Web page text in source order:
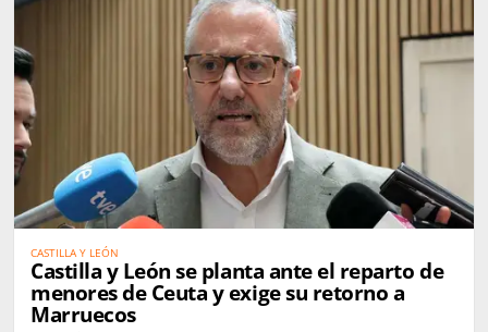
CASTILLA Y LEÓN
Castilla y León se planta ante el reparto de
menores de Ceuta y exige su retorno a
Marruecos